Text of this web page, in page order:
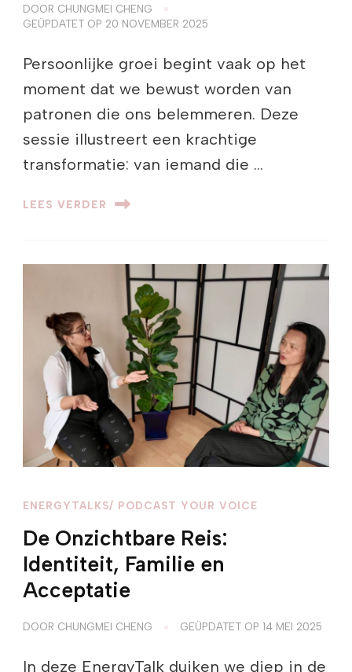
DOOR CHUNGMEI CHENG
GEÜPDATET OP 20 NOVEMBER 2025
Persoonlijke groei begint vaak op het
moment dat we bewust worden van
patronen die ons belemmeren. Deze
sessie illustreert een krachtige
transformatie: van iemand die …
LEES VERDER
ENERGYTALKS/ PODCAST YOUR VOICE
De Onzichtbare Reis:
Identiteit, Familie en
Acceptatie
DOOR CHUNGMEI CHENG GEÜPDATET OP 14 MEI 2025
In deze EnergyTalk duiken we diep in de